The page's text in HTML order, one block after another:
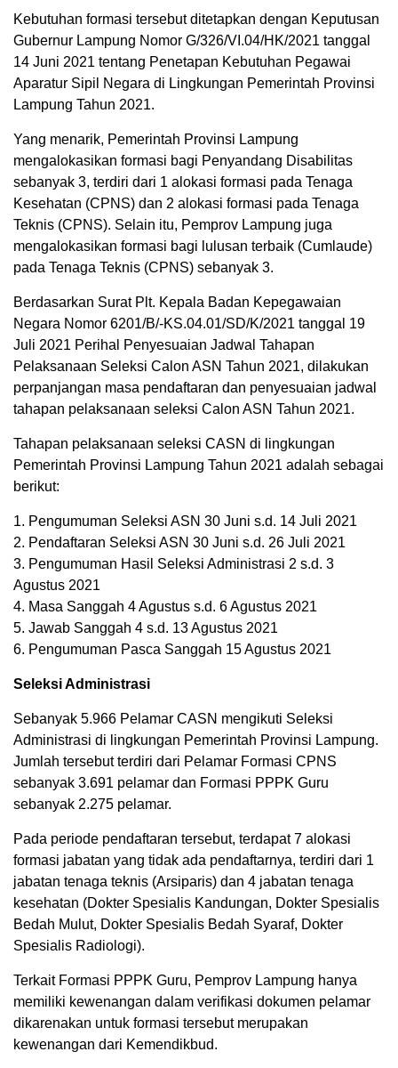
Kebutuhan formasi tersebut ditetapkan dengan Keputusan
Gubernur Lampung Nomor G/326/VI.04/HK/2021 tanggal
14 Juni 2021 tentang Penetapan Kebutuhan Pegawai
Aparatur Sipil Negara di Lingkungan Pemerintah Provinsi
Lampung Tahun 2021.
Yang menarik, Pemerintah Provinsi Lampung
mengalokasikan formasi bagi Penyandang Disabilitas
sebanyak 3, terdiri dari 1 alokasi formasi pada Tenaga
Kesehatan (CPNS) dan 2 alokasi formasi pada Tenaga
Teknis (CPNS). Selain itu, Pemprov Lampung juga
mengalokasikan formasi bagi lulusan terbaik (Cumlaude)
pada Tenaga Teknis (CPNS) sebanyak 3.
Berdasarkan Surat Plt. Kepala Badan Kepegawaian
Negara Nomor 6201/B/-KS.04.01/SD/K/2021 tanggal 19
Juli 2021 Perihal Penyesuaian Jadwal Tahapan
Pelaksanaan Seleksi Calon ASN Tahun 2021, dilakukan
perpanjangan masa pendaftaran dan penyesuaian jadwal
tahapan pelaksanaan seleksi Calon ASN Tahun 2021.
Tahapan pelaksanaan seleksi CASN di lingkungan
Pemerintah Provinsi Lampung Tahun 2021 adalah sebagai
berikut:
1. Pengumuman Seleksi ASN 30 Juni s.d. 14 Juli 2021
2. Pendaftaran Seleksi ASN 30 Juni s.d. 26 Juli 2021
3. Pengumuman Hasil Seleksi Administrasi 2 s.d. 3
Agustus 2021
4. Masa Sanggah 4 Agustus s.d. 6 Agustus 2021
5. Jawab Sanggah 4 s.d. 13 Agustus 2021
6. Pengumuman Pasca Sanggah 15 Agustus 2021
Seleksi Administrasi
Sebanyak 5.966 Pelamar CASN mengikuti Seleksi
Administrasi di lingkungan Pemerintah Provinsi Lampung.
Jumlah tersebut terdiri dari Pelamar Formasi CPNS
sebanyak 3.691 pelamar dan Formasi PPPK Guru
sebanyak 2.275 pelamar.
Pada periode pendaftaran tersebut, terdapat 7 alokasi
formasi jabatan yang tidak ada pendaftarnya, terdiri dari 1
jabatan tenaga teknis (Arsiparis) dan 4 jabatan tenaga
kesehatan (Dokter Spesialis Kandungan, Dokter Spesialis
Bedah Mulut, Dokter Spesialis Bedah Syaraf, Dokter
Spesialis Radiologi).
Terkait Formasi PPPK Guru, Pemprov Lampung hanya
memiliki kewenangan dalam verifikasi dokumen pelamar
dikarenakan untuk formasi tersebut merupakan
kewenangan dari Kemendikbud.